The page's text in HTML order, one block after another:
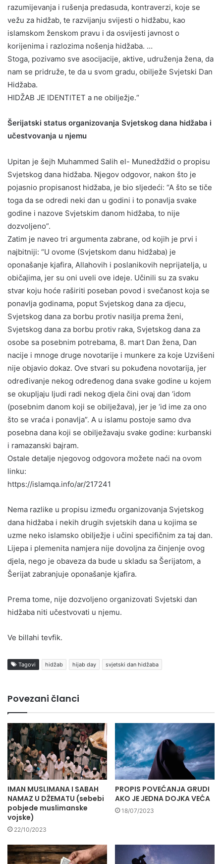
razumijevanja i rušenja predasuda, kontraverzi, koje se
vežu za hidžab, te razvijanju svijesti o hidžabu, kao
islamskom ženskom pravu i da osvijesti javnost o
korijenima i razlozima nošenja hidžaba. …
Stoga, pozivamo sve asocijacije, aktive, udruženja žena, da
nam se pridruže, te da u svom gradu, obilježe Svjetski Dan
Hidžaba.
HIDŽAB JE IDENTITET a ne obilježje.“
Šerijatski status organizovanja Svjetskog dana hidžaba i
učestvovanja u njemu
Upitan je šejh Muhammed Salih el- Munedždžid o propisu
Svjetskog dana hidžaba. Njegov odgovor, nakon što je
pojasnio propisanost hidžaba, je bio sljedeći: “A što se tiče
toga da se odredi neki dan u godini i to ponavlja svake
godine i nazove Svjetskim danom hidžaba, to nije
dozvoljeno”.
Zatim je naveo tri argumenta zabrane, od kojih je prvi i
najbitniji: “U ovome (Svjetskom danu hidžaba) je
oponašanje kjafira, Allahovih i poslanikovih neprijatelja, u
običajima, jer su oni uveli ove ideje. Učinili su za svaku
stvar koju hoće raširiti poseban povod i svečanost koja se
ponavlja godinama, poput Svjetskog dana za djecu,
Svjetskog dana za borbu protiv nasilja prema ženi,
Svjetskog dana za borbu protiv raka, Svjetskog dana za
osobe sa posebnim potrebama, 8. mart Dan žena, Dan
nacije i mnoge druge novotarije i munkere za koje Uzvišeni
nije objavio dokaz. Ove stvari su pokuđena novotarija, jer
određivanje nekog određenog dana svake godine u kojem
se okupljaju ljudi radi nekog djela čini ovaj dan ‘idom
(posebnim danom koji se obilježava), jer je ‘id ime za ono
što se vraća i ponavlja”. A u islamu postoje samo dva
posebna dana koji se obilježavaju svake godine: kurbanski
i ramazanski bajram.
Ostale detalje njegovog odgovora možete naći na ovom
linku:
https://islamqa.info/ar/217241
Nema razlike u propisu između organizovanja Svjetskog
dana hidžaba i nekih drugih svjetskih dana u kojima se
uzme neko islamsko obilježje i učini specifičnim za taj dan.
Lijepa i plemenita namjera nije dovoljna za činjenje ovog
djela, nego je obaveza da bude u skladu sa Šerijatom, a
Šerijat zabranjuje oponašanje kjafira.
Prema tome, nije dozvoljeno organizovati Svjetski dan
hidžaba niti učestvovati u njemu.
Ve billahi tevfik.
Tagovi hidžab hijab day svjetski dan hidžaba
Povezani članci
IMAN MUSLIMANA I SABAH
NAMAZ U DŽEMATU (sebebi
pobjede muslimanske
vojske)
22/10/2023
PROPIS POVEĆANJA GRUDI
AKO JE JEDNA DOJKA VEĆA
18/07/2023